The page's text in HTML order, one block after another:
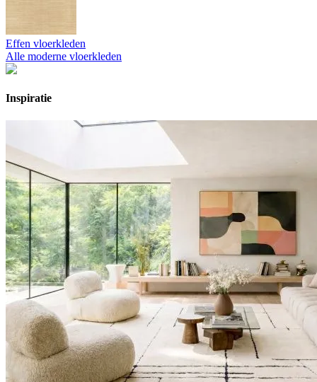
Effen vloerkleden
Alle moderne vloerkleden
Inspiratie